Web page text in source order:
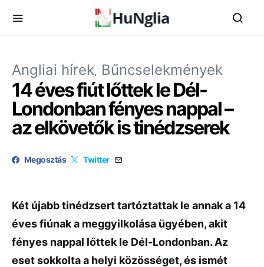
Angliai hírek Bűncselekmények
14 éves fiút lőttek le Dél-
Londonban fényes nappal –
az elkövetők is tinédzserek
Megosztás Twitter
Két újabb tinédzsert tartóztattak le annak a 14
éves fiúnak a meggyilkolása ügyében, akit
fényes nappal lőttek le Dél-Londonban. Az
eset sokkolta a helyi közösséget, és ismét